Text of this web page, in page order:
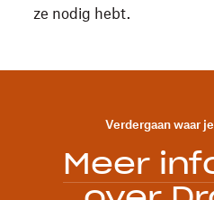
ze nodig hebt.
Verdergaan waar
Meer